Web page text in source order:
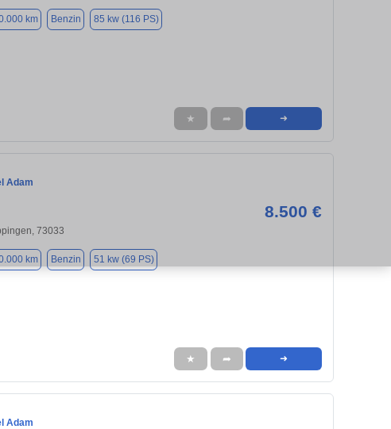
km Benzin 85 kw (116 PS)
★ ➦ ➜
Adam
8.500 €
73033
km Benzin 51 kw (69 PS)
★ ➦ ➜
Adam